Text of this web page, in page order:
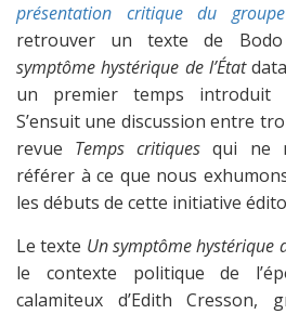
présentation critique du
retrouver un texte de
symptôme hystérique de l’État
un premier temps introduit
S’ensuit une discussion entre
revue Temps critiquesqui ne
référer à ce que nous
les débuts de cette initiative
Le texte Un symptôme hystérique
le contexte politique de
calamiteux d’Edith Cresson,